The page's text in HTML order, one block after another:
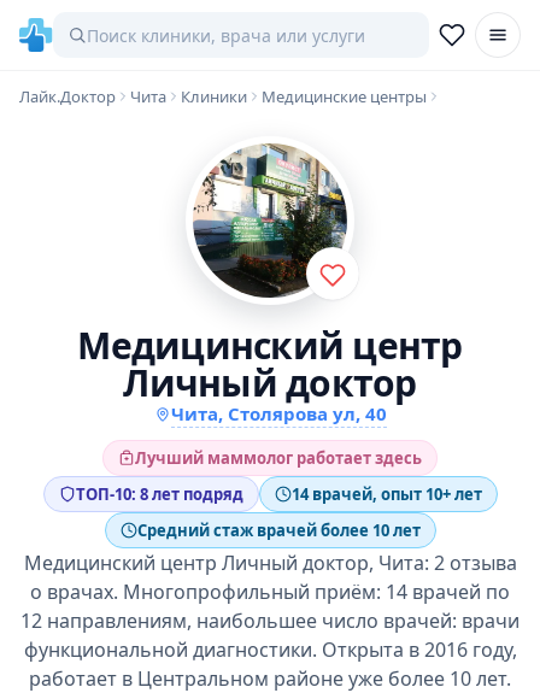
Лайк.Доктор Чита Клиники Медицинские центры
Медицинский центр
Личный доктор
Чита, Столярова ул, 40
Лучший маммолог работает здесь
ТОП-10: 8 лет подряд
14 врачей, опыт 10+ лет
Средний стаж врачей более 10 лет
Медицинский центр Личный доктор, Чита: 2 отзыва
о врачах. Многопрофильный приём: 14 врачей по
12 направлениям, наибольшее число врачей: врачи
функциональной диагностики. Открыта в 2016 году,
работает в Центральном районе уже более 10 лет.